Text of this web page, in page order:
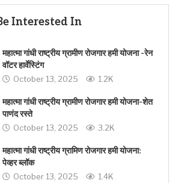
Interested In
महात्मा गांधी राष्ट्रीय ग्रामीण रोजगार हमी योजना -रेन
वॉटर हार्वेस्टिंग
October 13, 2025 1.2K
महात्मा गांधी राष्ट्रीय ग्रामीण रोजगार हमी योजना-शेत
पाणंद रस्ते
October 13, 2025 3.2K
महात्मा गांधी राष्ट्रीय ग्रामिण रोजगार हमी योजना:
पेव्हर ब्लॉक
October 13, 2025 1.4K